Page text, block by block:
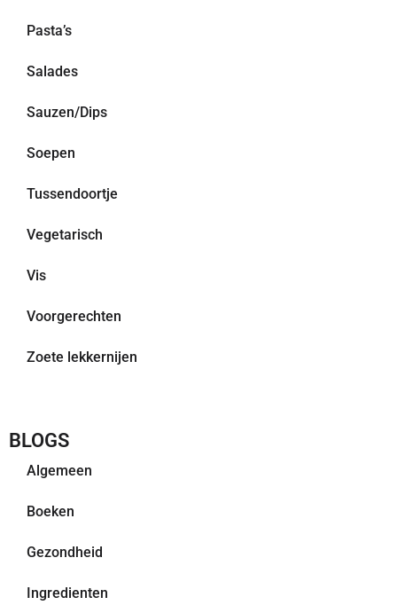
Pasta’s
Salades
Sauzen/Dips
Soepen
Tussendoortje
Vegetarisch
Vis
Voorgerechten
Zoete lekkernijen
BLOGS
Algemeen
Boeken
Gezondheid
Ingredienten